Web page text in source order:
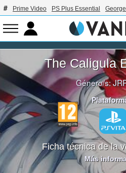
Prime Video PS Plus Essential
The Caligula
Género/s:
Ficha técnica de la
Más